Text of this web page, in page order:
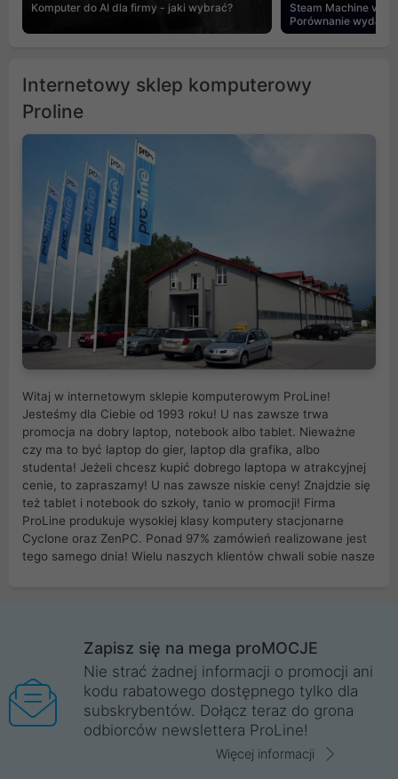
Komputer do AI dla firmy - jaki wybrać?
Steam Machine vs
Porównanie
Internetowy sklep komputerowy
Proline
Witaj w internetowym sklepie komputerowym ProLine!
Jesteśmy dla Ciebie od 1993 roku! U nas zawsze trwa
promocja na dobry laptop, notebook albo tablet. Nieważne
czy ma to być laptop do gier, laptop dla grafika, albo
studenta! Jeżeli chcesz kupić dobrego laptopa w atrakcyjnej
cenie, to zapraszamy! U nas zawsze niskie ceny! Znajdzie się
też tablet i notebook do szkoły, tanio w promocji! Firma
ProLine produkuje wysokiej klasy komputery stacjonarne
Cyclone oraz ZenPC. Ponad 97% zamówień realizowane jest
tego samego dnia! Wielu naszych klientów chwali sobie nasze
Wrocław, Poznań, Legnica, Katowice, Gliwice, Kalisz, Bytom,
Trzebnica, Opole. Szybka i profesjonalna obsługa!
ProLine to polska firma ze 100% polskim kapitałem. Działamy
legalnie i płacimy podatki w naszym kraju! Posiadamy siedzibę
główną w Mirkowie oraz salony na terenie kraju. Cała
komunikacja ze sklepem komputerowym ProLine jest
Zapisz się na mega proMOCJE
Nie strać żadnej informacji o promocji ani
kodu rabatowego dostępnego tylko dla
subskrybentów. Dołącz teraz do grona
odbiorców newslettera ProLine!
Więcej informacji